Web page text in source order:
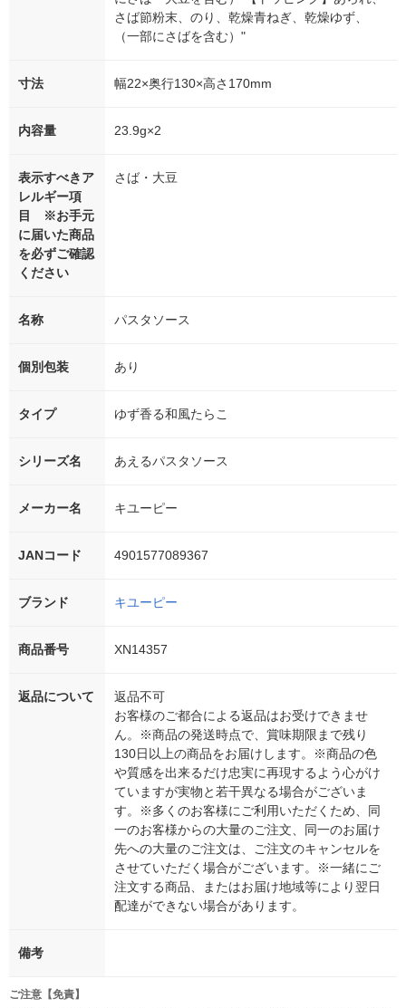
さば節粉末、のり、乾燥青ねぎ、乾燥ゆず、
（一部にさばを含む）"
寸法 幅22×奥行130×高さ170mm
内容量 23.9g×2
表示すべきア
レルギー項
目 ※お手元
に届いた商品
を必ずご確認
ください
さば・大豆
名称 パスタソース
個別包装 あり
タイプ ゆず香る和風たらこ
シリーズ名 あえるパスタソース
メーカー名 キユーピー
JANコード 4901577089367
ブランド キユーピー
商品番号 XN14357
返品について
返品不可
お客様のご都合による返品はお受けできませ
ん。※商品の発送時点で、賞味期限まで残り
130日以上の商品をお届けします。※商品の色
や質感を出来るだけ忠実に再現するよう心がけ
ていますが実物と若干異なる場合がございま
す。※多くのお客様にご利用いただくため、同
一のお客様からの大量のご注文、同一のお届け
先への大量のご注文は、ご注文のキャンセルを
させていただく場合がございます。※一緒にご
注文する商品、またはお届け地域等により翌日
配達ができない場合があります。
備考
ご注意【免責】